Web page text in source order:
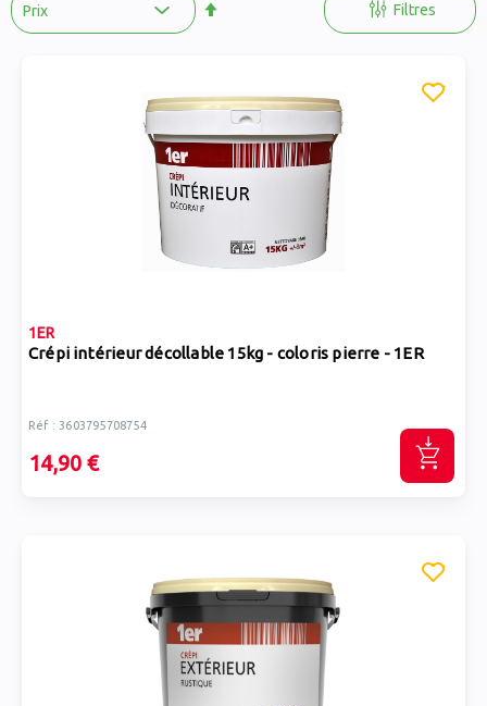
Filtres
1ER
Crépi intérieur décollable 15kg - coloris pierre - 1ER
Réf : 3603795708754
14,90 €